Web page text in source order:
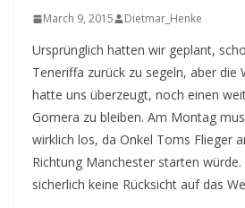
March 9, 2015 Dietmar_Henke
Ursprünglich hatten wir geplant,
Teneriffa zurück zu segeln, aber die
hatte uns überzeugt, noch einen
Gomera zu bleiben. Am Montag
wirklich los, da Onkel Toms Flieger
Richtung Manchester starten
sicherlich keine Rücksicht auf das